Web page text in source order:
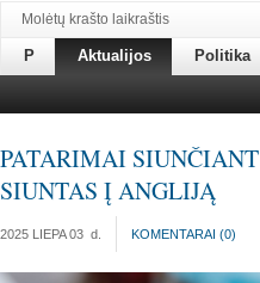
Molėtų krašto laikraštis
P Aktualijos Politika
PATARIMAI SIUNČIANT
SIUNTAS Į ANGLIJĄ
2025 LIEPA 03 d. KOMENTARAI (0)